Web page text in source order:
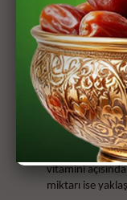
tercih edilen bir
ürün kuru
olarak bu
Taze Hurma
Taze hurma
vermeden önce
bahsedelim.
yapıya sahiptir
aynı zamanda
vitamini
miktarı ise